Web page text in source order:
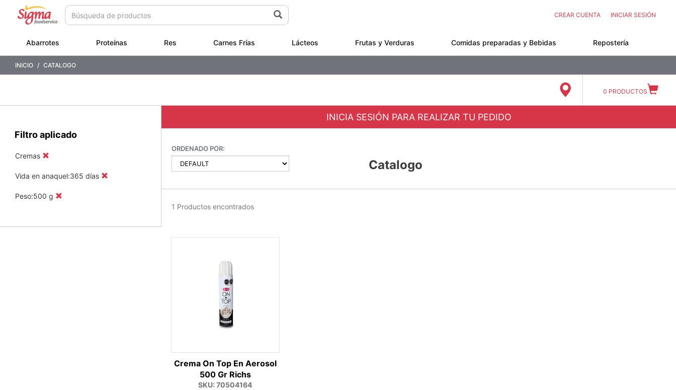
contenido
navegación
CREAR CUENTA INICIAR SESIÓN
Abarrotes Proteínas Res Carnes Frías Lácteos Frutas y Verduras Comidas preparadas y Bebidas Repostería
INICIO CATALOGO
0 PRODUCTOS
Filtro aplicado
Cremas
Vida en anaquel:365 días
Peso:500 g
INICIA SESIÓN PARA REALIZAR TU PEDIDO
ORDENADO POR:
Catalogo
1 Productos encontrados
Crema On Top En Aerosol
500 Gr Richs
SKU: 70504164